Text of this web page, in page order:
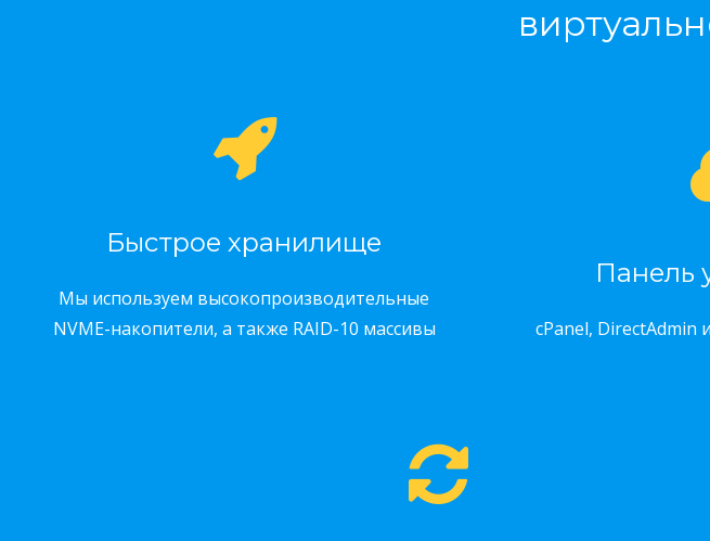
Быстрое хранилище
Мы используем высокопроизводительные
NVME-накопители, а также RAID-10 массивы
Панель
cPanel, DirectAdmin